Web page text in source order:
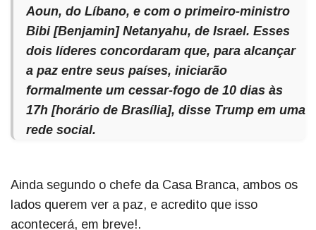
Aoun, do Líbano, e com o primeiro-ministro
Bibi [Benjamin] Netanyahu, de Israel. Esses
dois líderes concordaram que, para alcançar
a paz entre seus países, iniciarão
formalmente um cessar-fogo de 10 dias às
17h [horário de Brasília], disse Trump em uma
rede social.
Ainda segundo o chefe da Casa Branca, ambos os
lados querem ver a paz, e acredito que isso
acontecerá, em breve!.